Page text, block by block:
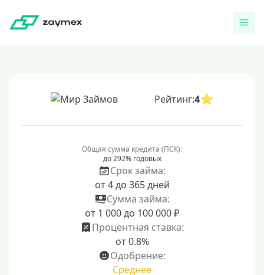
Рейтинг:4
Общая сумма кредита (ПСК):
до 292% годовых
Срок займа:
от 4 до 365 дней
Сумма займа:
от 1 000 до 100 000 ₽
Процентная ставка:
от 0.8%
Одобрение:
Среднее